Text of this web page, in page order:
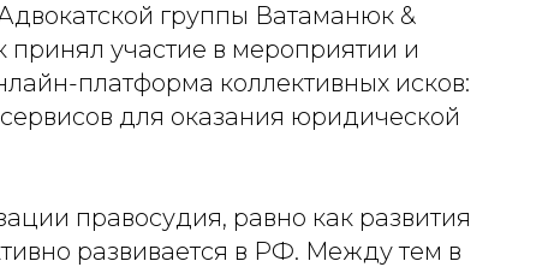
группы Ватаманюк &
участие в мероприятии и
платформа коллективных исков:
для оказания юридической
правосудия, равно как развития
развивается в РФ. Между тем в